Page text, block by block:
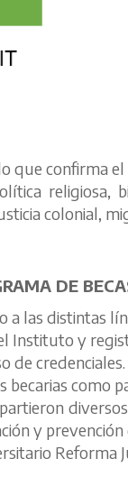
que confirma
religiosa,
colonial,
DE
las distintas
Instituto y
de credenciales.
becarias
y
Reforma